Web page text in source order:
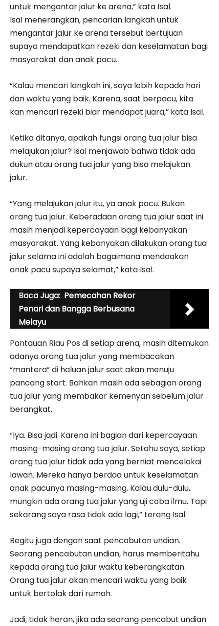
untuk me­ngantar jalur ke arena,” kata Isal.
Isal menerangkan, pencarian langkah untuk
mengantar jalur ke arena tersebut bertujuan
supaya mendapatkan rezeki dan keselamatan bagi
masyarakat dan anak pacu.
“Kalau mencari langkah ini, saya lebih kepada hari
dan waktu yang baik. Karena, saat berpacu, kita
kan mencari rezeki biar mendapat juara,” kata Isal.
Ketika ditanya, apakah fungsi orang tua jalur bisa
melajukan jalur? Isal menjawab bahwa tidak ada
dukun atau orang tua jalur yang bisa melajukan
jalur.
“Yang melajukan jalur itu, ya anak pacu. Bukan
orang tua jalur. Keberadaan orang tua jalur saat ini
masih menjadi kepercayaan bagi kebanyakan
masyarakat. Yang kebanyakan dilakukan orang tua
jalur selama ini adalah bagaimana mendoakan
anak pacu supaya selamat,” kata Isal.
Baca Juga: Pemecahan Rekor
Penari dan Bangga Berbusana
Melayu
Pantauan Riau Pos di setiap arena, masih ditemukan
adanya orang tua jalur yang membacakan
“mantera” di haluan jalur saat akan menuju
pancang start. Bahkan masih ada sebagian orang
tua jalur yang membakar kemenyan sebelum jalur
berangkat.
“Iya. Bisa jadi. Karena ini bagian dari kepercayaan
masing-masing orang tua jalur. Setahu saya, setiap
orang tua jalur tidak ada yang berniat mencelakai
lawan. Mereka ha­nya berdoa untuk keselamatan
anak pacunya masing-masing. Kalau dulu-dulu,
mungkin ada orang tua jalur yang uji coba ilmu. Tapi
sekarang saya rasa tidak ada lagi,” terang Isal.
Begitu juga dengan saat pencabutan undian.
Seorang pencabutan undian, harus memberitahu
kepada orang tua jalur waktu keberangkatan.
Orang tua jalur akan mencari waktu yang baik
untuk bertolak dari rumah.
Jadi, tidak heran, jika ada seorang pencabut undian